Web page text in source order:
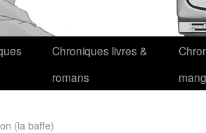
Chroniques livres &
romans
(la baffe)